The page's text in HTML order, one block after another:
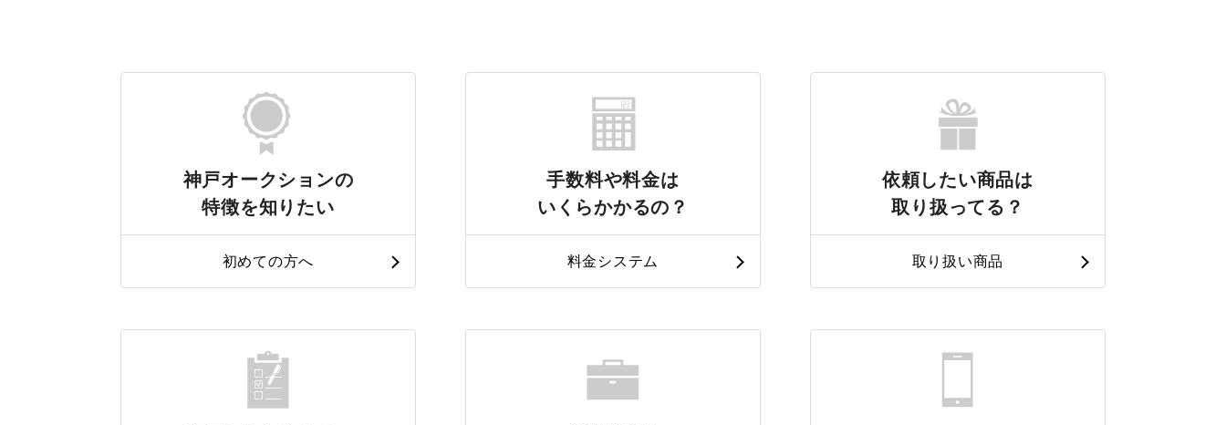
神戸オークションの
特徴を知りたい
初めての方へ
手数料や料金は
いくらかかるの？
料金システム
依頼したい商品は
取り扱ってる？
取り扱い商品